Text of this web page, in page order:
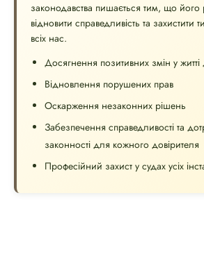
законодавства пишається тим, що
відновити справедливість та захистити
всіх нас.
Досягнення позитивних змін у житті
Відновлення порушених прав
Оскарження незаконних рішень
Забезпечення справедливості та
законності для кожного довірителя
Професійний захист у судах усіх